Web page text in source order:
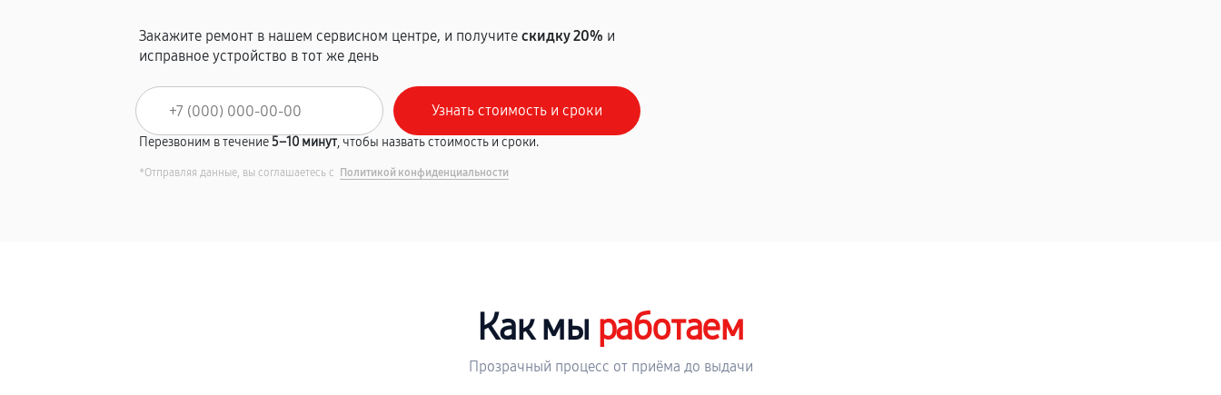
Закажите ремонт в нашем сервисном центре, и получитескидку 20% и
исправное устройство в тот же день
Перезвоним в течение5–10 минут, чтобы назвать стоимость и сроки.
*Отправляя данные, вы соглашаетесь с Политикой конфиденциальности
Как мы работаем
Прозрачный процесс от приёма до выдачи